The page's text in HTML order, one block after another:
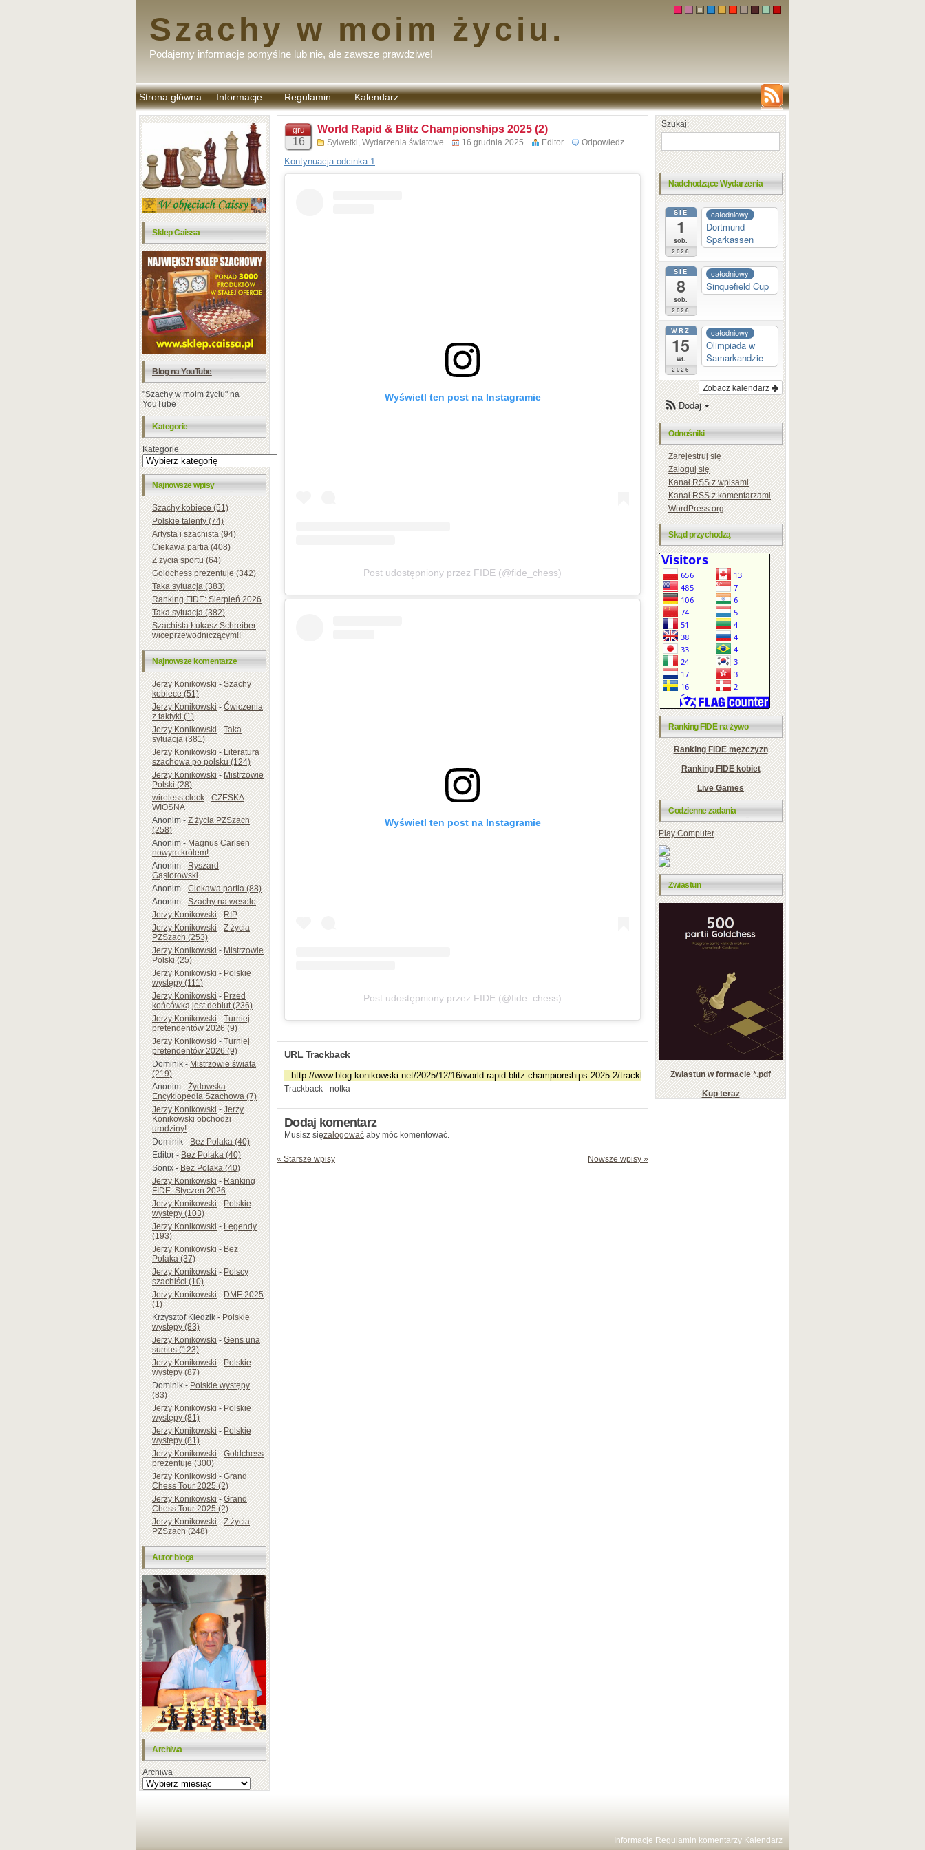
Szachy w moim życiu.
Podajemy informacje pomyślne lub nie, ale zawsze prawdziwe!
Strona główna Informacje Regulamin
komentarzy
Kalendarz
Sklep Caissa
Blog na YouTube
"Szachy w moim życiu" na
YouTube
Kategorie
Kategorie
Najnowsze wpisy
Szachy kobiece (51)
Polskie talenty (74)
Artysta i szachista (94)
Ciekawa partia (408)
Z życia sportu (64)
Goldchess prezentuje (342)
Taka sytuacja (383)
Ranking FIDE: Sierpień 2026
Taka sytuacja (382)
Szachista Łukasz Schreiber
wiceprzewodniczącym!!
Najnowsze komentarze
Jerzy Konikowski-Szachy
kobiece (51)
Jerzy Konikowski-Ćwiczenia
z taktyki (1)
Jerzy Konikowski-Taka
sytuacja (381)
Jerzy Konikowski-Literatura
szachowa po polsku (124)
Jerzy Konikowski-Mistrzowie
Polski (28)
wireless clock-CZESKA
WIOSNA
Anonim-Z życia PZSzach
(258)
Anonim-Magnus Carlsen
nowym królem!
Anonim-Ryszard
Gąsiorowski
Anonim-Ciekawa partia (88)
Anonim-Szachy na wesoło
Jerzy Konikowski-RIP
Jerzy Konikowski-Z życia
PZSzach (253)
Jerzy Konikowski-Mistrzowie
Polski (25)
Jerzy Konikowski-Polskie
występy (111)
Jerzy Konikowski-Przed
końcówką jest debiut (236)
Jerzy Konikowski-Turniej
pretendentów 2026 (9)
Jerzy Konikowski-Turniej
pretendentów 2026 (9)
Dominik-Mistrzowie świata
(219)
Anonim-Żydowska
Encyklopedia Szachowa (7)
Jerzy Konikowski-Jerzy
Konikowski obchodzi
urodziny!
Dominik-Bez Polaka (40)
Editor-Bez Polaka (40)
Sonix-Bez Polaka (40)
Jerzy Konikowski-Ranking
FIDE: Styczeń 2026
Jerzy Konikowski-Polskie
występy (103)
Jerzy Konikowski-Legendy
(193)
Jerzy Konikowski-Bez
Polaka (37)
Jerzy Konikowski-Polscy
szachiści (10)
Jerzy Konikowski-DME 2025
(1)
Krzysztof Kledzik-Polskie
występy (83)
Jerzy Konikowski-Gens una
sumus (123)
Jerzy Konikowski-Polskie
występy (87)
Dominik-Polskie występy
(83)
Jerzy Konikowski-Polskie
występy (81)
Jerzy Konikowski-Polskie
występy (81)
Jerzy Konikowski-Goldchess
prezentuje (300)
Jerzy Konikowski-Grand
Chess Tour 2025 (2)
Jerzy Konikowski-Grand
Chess Tour 2025 (2)
Jerzy Konikowski-Z życia
PZSzach (248)
Autor bloga
Archiwa
Archiwa
gru
16
World Rapid & Blitz Championships 2025 (2)
Sylwetki, Wydarzenia światowe 16 grudnia 2025 Editor Odpowiedz
Kontynuacja odcinka 1
Wyświetl ten post na Instagramie
Post udostępniony przez FIDE (@fide_chess)
Wyświetl ten post na Instagramie
Post udostępniony przez FIDE (@fide_chess)
URL Trackback
Trackback - notka
Dodaj komentarz
Musisz sięzalogować aby móc komentować.
« Starsze wpisy Nowsze wpisy »
Szukaj:
Nadchodzące Wydarzenia
SIE
1
sob.
2026
całodniowy
Dortmund
Sparkassen
SIE
8
sob.
2026
całodniowy
Sinquefield Cup
WRZ
15
wt.
2026
całodniowy
Olimpiada w
Samarkandzie
Zobacz kalendarz
Dodaj
Odnośniki
Zarejestruj się
Zaloguj się
KanałRSSz wpisami
KanałRSSz komentarzami
WordPress.org
Skąd przychodzą
Ranking FIDE na żywo
Ranking FIDE mężczyzn
Ranking FIDE kobiet
Live Games
Codzienne zadania
Play Computer
Zwiastun
Zwiastun w formacie *.pdf
Kup teraz
Informacje Regulamin komentarzy Kalendarz